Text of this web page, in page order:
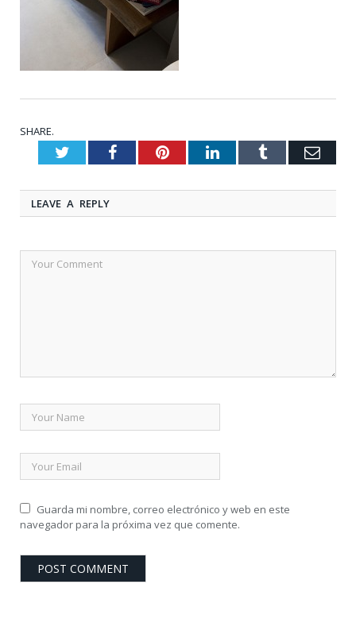
SHARE.
TwitterFacebookPinterestLinkedInTumblr
LEAVE A REPLY
Guarda mi nombre, correo electrónico y web en este
navegador para la próxima vez que comente.